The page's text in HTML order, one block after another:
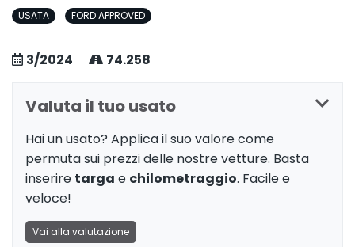
USATA FORD APPROVED
3/2024 74.258
Valuta il tuo usato
Hai un usato? Applica il suo valore come
permuta sui prezzi delle nostre vetture. Basta
inserire targa e chilometraggio. Facile e
veloce!
Vai alla valutazione